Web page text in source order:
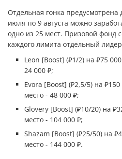
Отдельная гонка предусмотрена
июля по 9 августа можно
одно из 25 мест. Призовой фонд
каждого лимита отдельный
Leon [Boost] (₽1/2) на ₽75
24 000 ₽;
Evora [Boost] (₽2,5/5) на
место - 48 000 ₽;
Glovery [Boost] (₽10/20) на
место - 104 000 ₽;
Shazam [Boost] (₽25/50) на
место - 144 000 ₽.